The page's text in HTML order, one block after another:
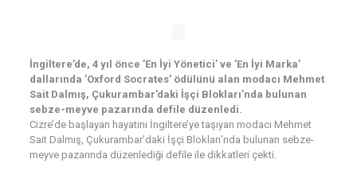
İngiltere’de, 4 yıl önce ’En İyi Yönetici’ ve ’En İyi Marka’
dallarında ’Oxford Socrates’ ödülünü alan modacı Mehmet
Sait Dalmış, Çukurambar’daki İşçi Blokları’nda bulunan
sebze-meyve pazarında defile düzenledi.
Cizre’de başlayan hayatını İngiltere’ye taşıyan modacı Mehmet
Sait Dalmış, Çukurambar’daki İşçi Blokları’nda bulunan sebze-
meyve pazarında düzenlediği defile ile dikkatleri çekti.